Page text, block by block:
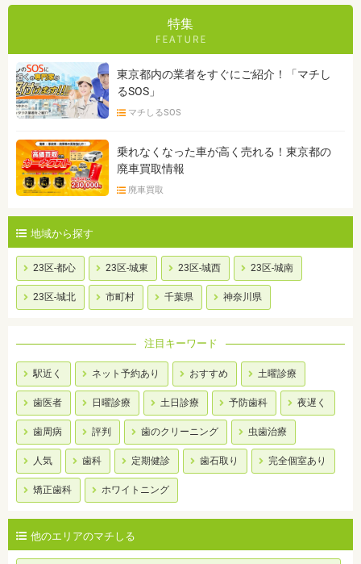
特集
東京都内の業者をすぐにご紹介！「マチし
るSOS」
マチしるSOS
乗れなくなった車が高く売れる！東京都の
廃車買取情報
廃車買取
地域から探す
23区-都心 23区-城東 23区-城西 23区-城南
23区-城北 市町村 千葉県 神奈川県
注目キーワード
駅近く ネット予約あり おすすめ 土曜診療
歯医者 日曜診療 土日診療 予防歯科 夜遅く
歯周病 評判 歯のクリーニング 虫歯治療
人気 歯科 定期健診 歯石取り 完全個室あり
矯正歯科 ホワイトニング
他のエリアのマチしる